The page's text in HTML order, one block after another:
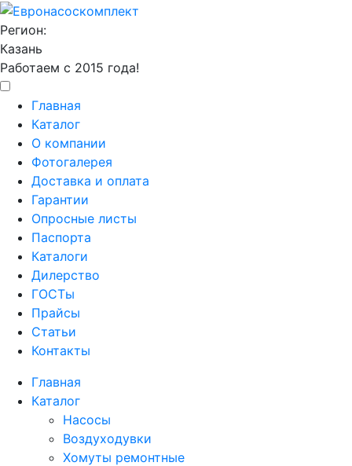
Регион:
Казань
Работаем с 2015 года!
Главная
Каталог
О компании
Фотогалерея
Доставка и оплата
Гарантии
Опросные листы
Паспорта
Каталоги
Дилерство
ГОСТы
Прайсы
Статьи
Контакты
Главная
Каталог
Насосы
Воздуходувки
Хомуты ремонтные